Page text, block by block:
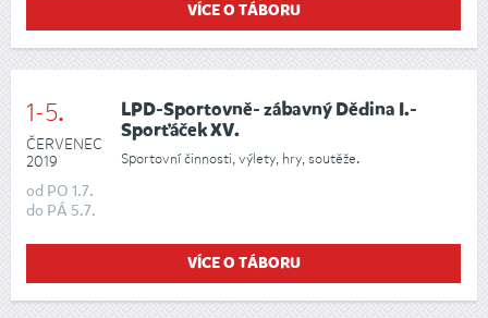
VÍCE O TÁBORU
1-5.
ČERVENEC
2019
od PO 1.7.
do PÁ 5.7.
LPD-Sportovně- zábavný Dědina I.-
Sporťáček XV.
Sportovní činnosti, výlety, hry, soutěže.
VÍCE O TÁBORU